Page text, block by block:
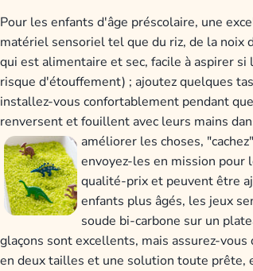
Pour les enfants d'âge préscolaire, une
matériel sensoriel tel que du riz, de la noix
qui est alimentaire et sec, facile à aspirer
risque d'étouffement) ; ajoutez quelques
installez-vous confortablement pendant
renversent et fouillent avec leurs mains
améliorer les choses,
envoyez-les en mission
qualité-prix et peuvent être
enfants plus âgés, les jeux
soude bi-carbone sur un
glaçons sont excellents, mais assurez-
en deux tailles et une solution toute prête,